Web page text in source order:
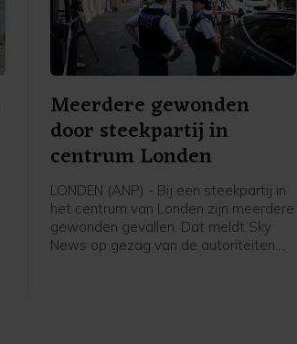
Meerdere gewonden
door steekpartij in
centrum Londen
LONDEN (ANP) - Bij een steekpartij in
het centrum van Londen zijn meerdere
gewonden gevallen. Dat meldt Sky
News op gezag van de autoriteiten.